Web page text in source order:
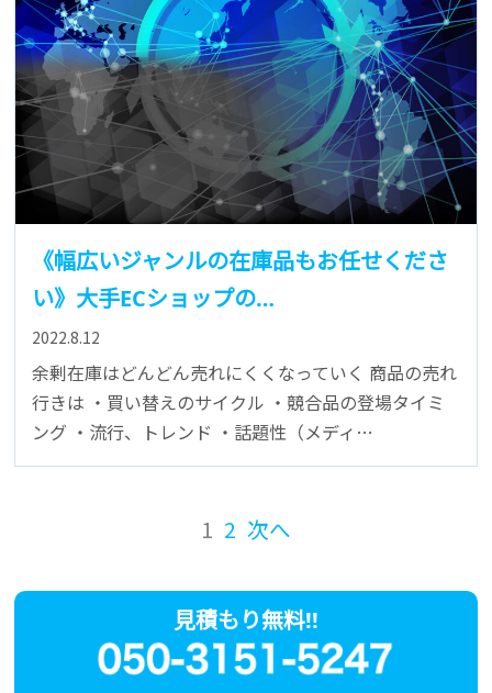
《幅広いジャンルの在庫品もお任せくださ
い》大手ECショップの…
2022.8.12
余剰在庫はどんどん売れにくくなっていく 商品の売れ
行きは ・買い替えのサイクル ・競合品の登場タイミ
ング ・流行、トレンド ・話題性（メディ…
1 2 次へ
見積もり無料!!